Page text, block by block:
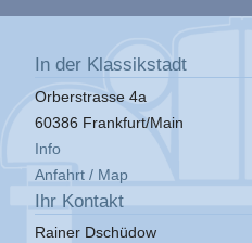
In der Klassikstadt
Orberstrasse 4a
60386 Frankfurt/Main
Info
Anfahrt / Map
Ihr Kontakt
Rainer Dschüdow